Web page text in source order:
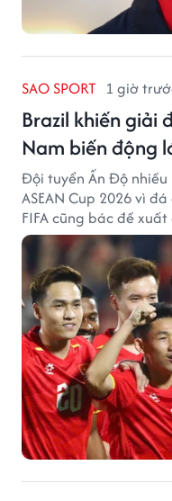
SAO SPORT 1 giờ
Brazil khiến giải
Nam biến động
Đội tuyển Ấn Độ nhiều
ASEAN Cup 2026 vì
FIFA cũng bác đề
tuyển quốc gia.